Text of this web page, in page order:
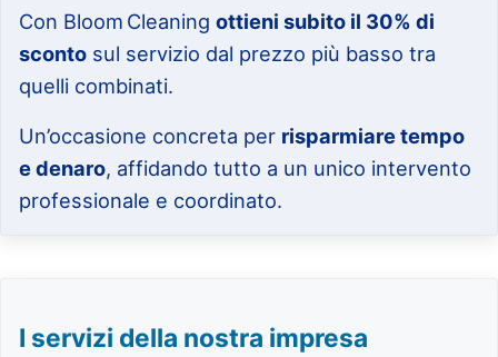
Con Bloom Cleaningottieni subito il 30% di
sconto sul servizio dal prezzo più basso tra
quelli combinati.
Un’occasione concreta per risparmiare tempo
e denaro, affidando tutto a un unico intervento
professionale e coordinato.
I servizi della nostra impresa